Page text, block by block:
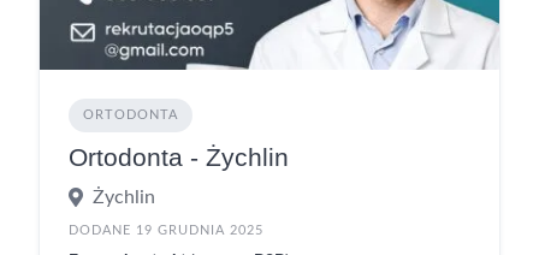
ORTODONTA
Ortodonta - Żychlin
Żychlin
DODANE 19 GRUDNIA 2025